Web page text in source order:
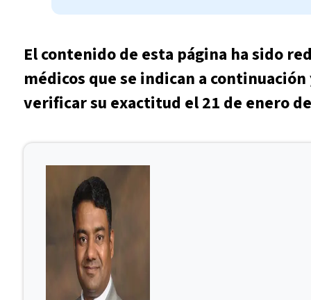
El contenido de esta página ha sido
médicos que se indican a
verificar su exactitud el 21 de enero